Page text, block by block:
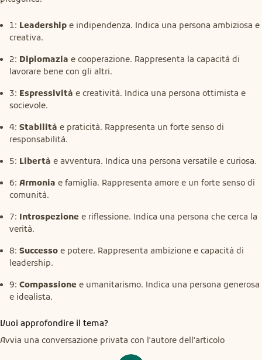
1: Leadership e indipendenza. Indica una persona ambiziosa e
creativa.
2: Diplomazia e cooperazione. Rappresenta la capacità di
lavorare bene con gli altri.
3: Espressività e creatività. Indica una persona ottimista e
socievole.
4: Stabilità e praticità. Rappresenta un forte senso di
responsabilità.
5: Libertà e avventura. Indica una persona versatile e curiosa.
6: Armonia e famiglia. Rappresenta amore e un forte senso di
comunità.
7: Introspezione e riflessione. Indica una persona che cerca la
verità.
8: Successo e potere. Rappresenta ambizione e capacità di
leadership.
9: Compassione e umanitarismo. Indica una persona generosa
e idealista.
Vuoi approfondire il tema?
Avvia una conversazione privata con l'autore dell'articolo